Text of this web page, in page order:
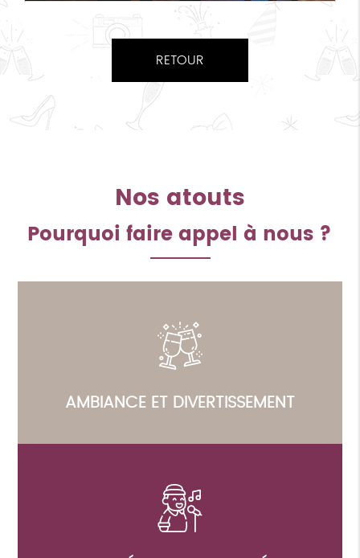
RETOUR
Nos atouts
Pourquoi faire appel à nous ?
AMBIANCE ET DIVERTISSEMENT